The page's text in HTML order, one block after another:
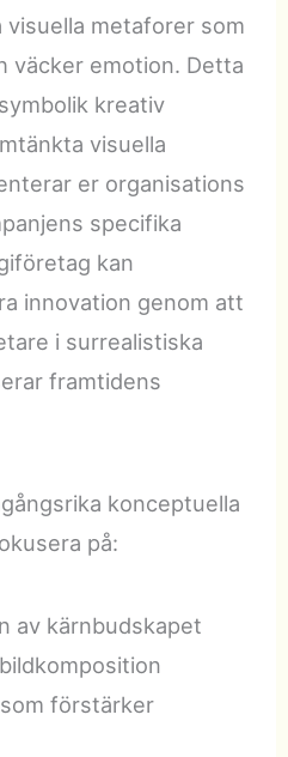
visuella metaforer som
väcker emotion. Detta
kreativ
visuella
er organisations
specifika
kan
innovation genom att
i surrealistiska
framtidens
konceptuella
på:
av kärnbudskapet
förstärker